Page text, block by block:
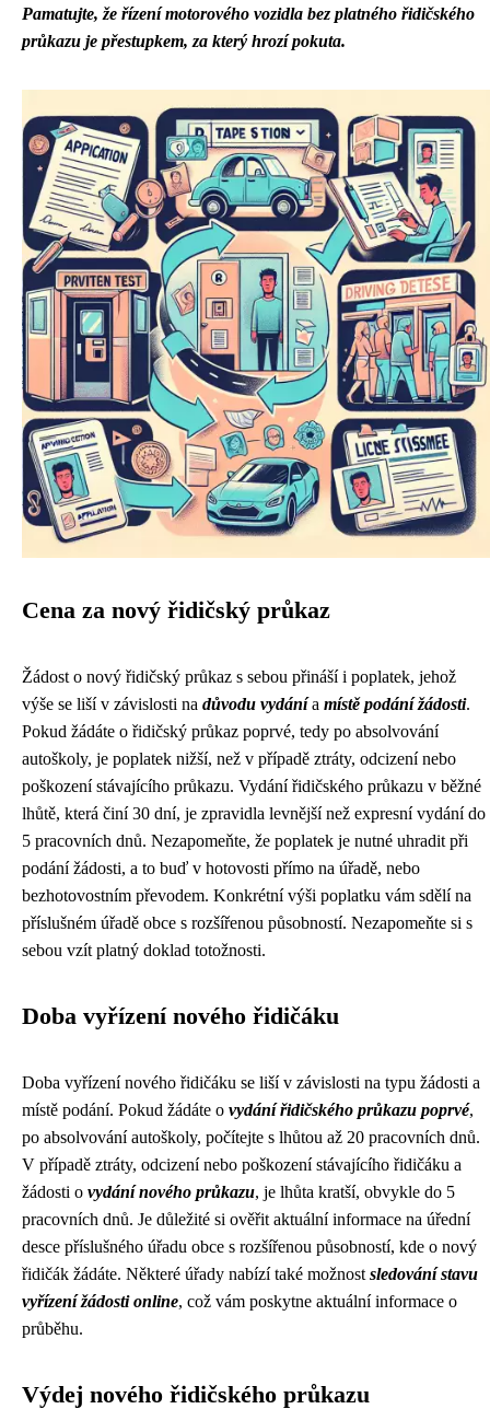
Pamatujte, že řízení motorového vozidla bez platného řidičského
průkazu je přestupkem, za který hrozí pokuta.
Cena za nový řidičský průkaz
Žádost o nový řidičský průkaz s sebou přináší i poplatek, jehož
výše se liší v závislosti na důvodu vydánía místě podání žádosti.
Pokud žádáte o řidičský průkaz poprvé, tedy po absolvování
autoškoly, je poplatek nižší, než v případě ztráty, odcizení nebo
poškození stávajícího průkazu. Vydání řidičského průkazu v běžné
lhůtě, která činí 30 dní, je zpravidla levnější než expresní vydání do
5 pracovních dnů. Nezapomeňte, že poplatek je nutné uhradit při
podání žádosti, a to buď v hotovosti přímo na úřadě, nebo
bezhotovostním převodem. Konkrétní výši poplatku vám sdělí na
příslušném úřadě obce s rozšířenou působností. Nezapomeňte si s
sebou vzít platný doklad totožnosti.
Doba vyřízení nového řidičáku
Doba vyřízení nového řidičáku se liší v závislosti na typu žádosti a
místě podání. Pokud žádáte o vydání řidičského průkazu poprvé,
po absolvování autoškoly, počítejte s lhůtou až 20 pracovních dnů.
V případě ztráty, odcizení nebo poškození stávajícího řidičáku a
žádosti o vydání nového průkazu, je lhůta kratší, obvykle do 5
pracovních dnů. Je důležité si ověřit aktuální informace na úřední
desce příslušného úřadu obce s rozšířenou působností, kde o nový
řidičák žádáte. Některé úřady nabízí také možnost sledování stavu
vyřízení žádosti online, což vám poskytne aktuální informace o
průběhu.
Výdej nového řidičského průkazu